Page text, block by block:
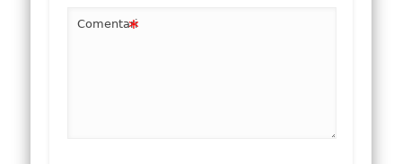
Comentari
*